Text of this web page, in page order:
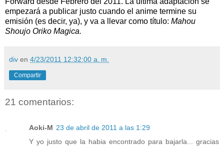
empezará a publicar justo cuando el anime termine su
emisión (es decir, ya), y va a llevar como título: Mahou
Shoujo Oriko Magica.
div en 4/23/2011 12:32:00 a. m.
Compartir
21 comentarios:
Aoki-M 23 de abril de 2011 a las 1:29
Y yo justo que la habia encontrado para bajarla... gracias